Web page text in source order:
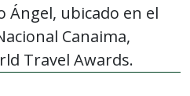
Ángel, ubicado en el
Canaima,
Travel Awards.